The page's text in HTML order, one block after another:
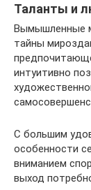
Таланты и
Вымышленные
тайны
интуитивно
С большим
особенности
вниманием
выход